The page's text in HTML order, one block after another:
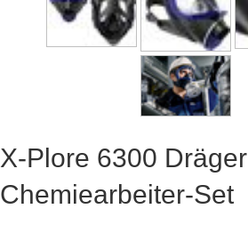
X-Plore 6300 Dräger
Chemiearbeiter-Set